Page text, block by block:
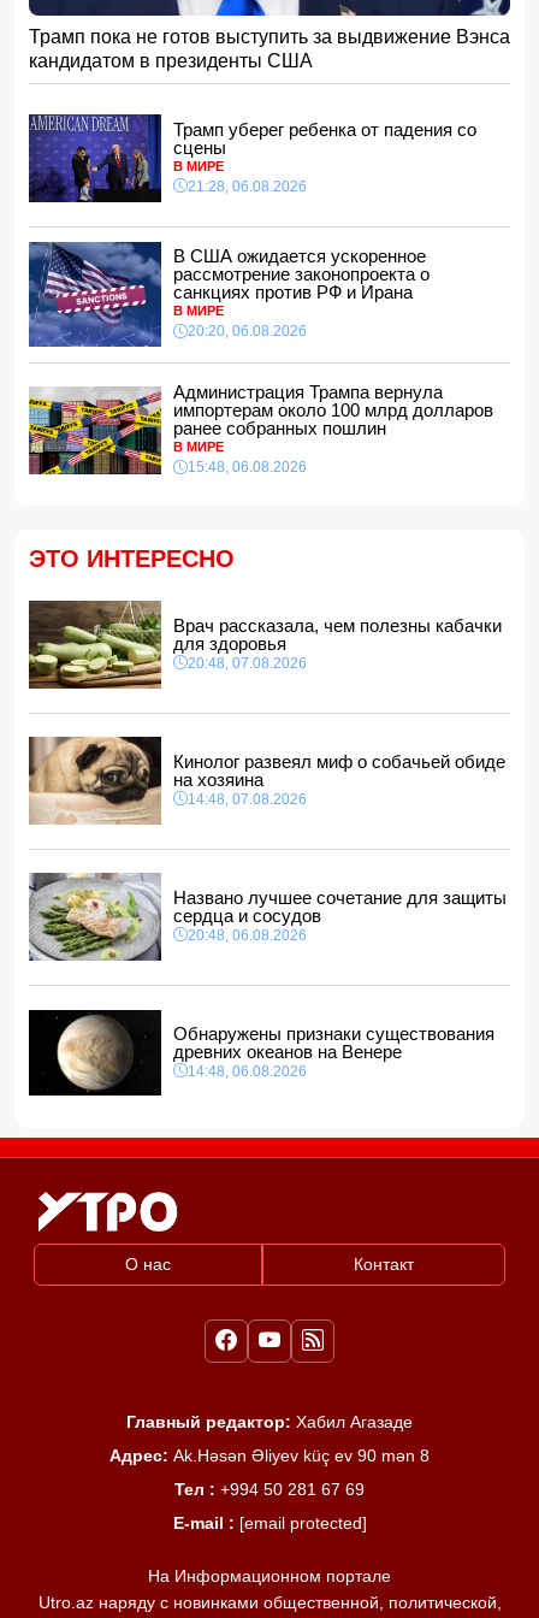
15:08, 07.08.2026
ВС РФ взяли под контроль Анискино в Харьковской
области
15:00, 07.08.2026
Кинолог развеял миф о собачьей обиде на хозяина
14:48, 07.08.2026
По делу Arzum 9999 назначена повторная комплексная
экспертиза
ЕС ввел новые санкции против России
14:34, 07.08.2026
Ужасающие подробности убийства мужа и жены в
Тертерском районе
14:28, 07.08.2026
14:14, 07.08.2026
Сына Абеля Магеррамова отозвали от должности посла
14:10, 07.08.2026
14:04, 07.08.2026
дипломатами
14:00, 07.08.2026
Прогноз погоды в Азербайджане на 8 августа
12:48, 07.08.2026
В Азербайджане ищут сотрудников с зарплатой до 10
12:40, 07.08.2026
Трамп пока не готов выступить за выдвижение Вэнса
кандидатом в президенты США
Трамп уберег ребенка от падения со
сцены
В МИРЕ
21:28, 06.08.2026
В США ожидается ускоренное
рассмотрение законопроекта о
санкциях против РФ и Ирана
В МИРЕ
20:20, 06.08.2026
Администрация Трампа вернула
импортерам около 100 млрд долларов
ранее собранных пошлин
В МИРЕ
15:48, 06.08.2026
ЭТО ИНТЕРЕСНО
Врач рассказала, чем полезны кабачки
для здоровья
20:48, 07.08.2026
Кинолог развеял миф о собачьей обиде
на хозяина
14:48, 07.08.2026
Названо лучшее сочетание для защиты
сердца и сосудов
20:48, 06.08.2026
Обнаружены признаки существования
древних океанов на Венере
14:48, 06.08.2026
О нас Контакт
Главный редактор: Хабил Агазаде
Адрес: Ak.Həsən Əliyev küç ev 90 mən 8
Тел : +994 50 281 67 69
E-mail : [email protected]
На Информационном портале
Utro.az наряду с новинками общественной, политической,